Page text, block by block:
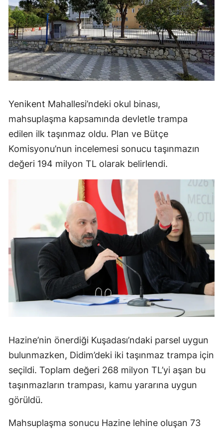
Yenikent Mahallesi’ndeki okul binası,
mahsuplaşma kapsamında devletle trampa
edilen ilk taşınmaz oldu. Plan ve Bütçe
Komisyonu’nun incelemesi sonucu taşınmazın
değeri 194 milyon TL olarak belirlendi.
Hazine’nin önerdiği Kuşadası’ndaki parsel uygun
bulunmazken, Didim’deki iki taşınmaz trampa için
seçildi. Toplam değeri 268 milyon TL’yi aşan bu
taşınmazların trampası, kamu yararına uygun
görüldü.
Mahsuplaşma sonucu Hazine lehine oluşan 73